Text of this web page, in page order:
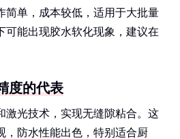
简单，成本较低，适用于大批量
可能出现胶水软化现象，建议在
度的代表
激光技术，实现无缝隙粘合。这
，防水性能出色，特别适合厨